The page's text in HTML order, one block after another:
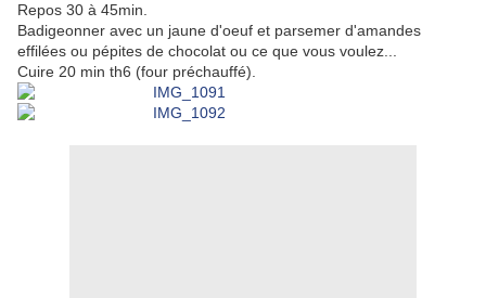
Repos 30 à 45min.
Badigeonner avec un jaune d'oeuf et parsemer d'amandes
effilées ou pépites de chocolat ou ce que vous voulez...
Cuire 20 min th6 (four préchauffé).